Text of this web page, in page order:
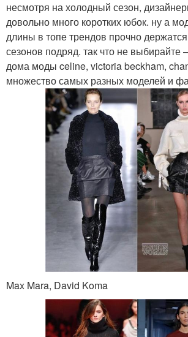
несмотря на холодный сезон,
довольно много коротких юбок. ну а
длины в топе трендов прочно
сезонов подряд. так что не выбирайте
дома моды celine, victoria beckham,
множество самых разных моделей и
Max Mara, David Koma